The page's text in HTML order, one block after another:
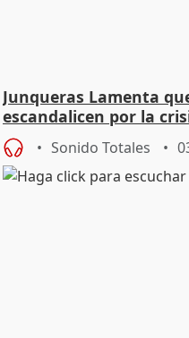
Junqueras Lamenta
escandalicen por la
Sonido Totales